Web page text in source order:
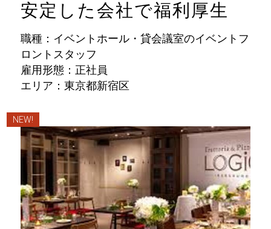
安定した会社で福利厚生
職種：イベントホール・貸会議室のイベントフ
ロントスタッフ
雇用形態：正社員
エリア：東京都新宿区
NEW!